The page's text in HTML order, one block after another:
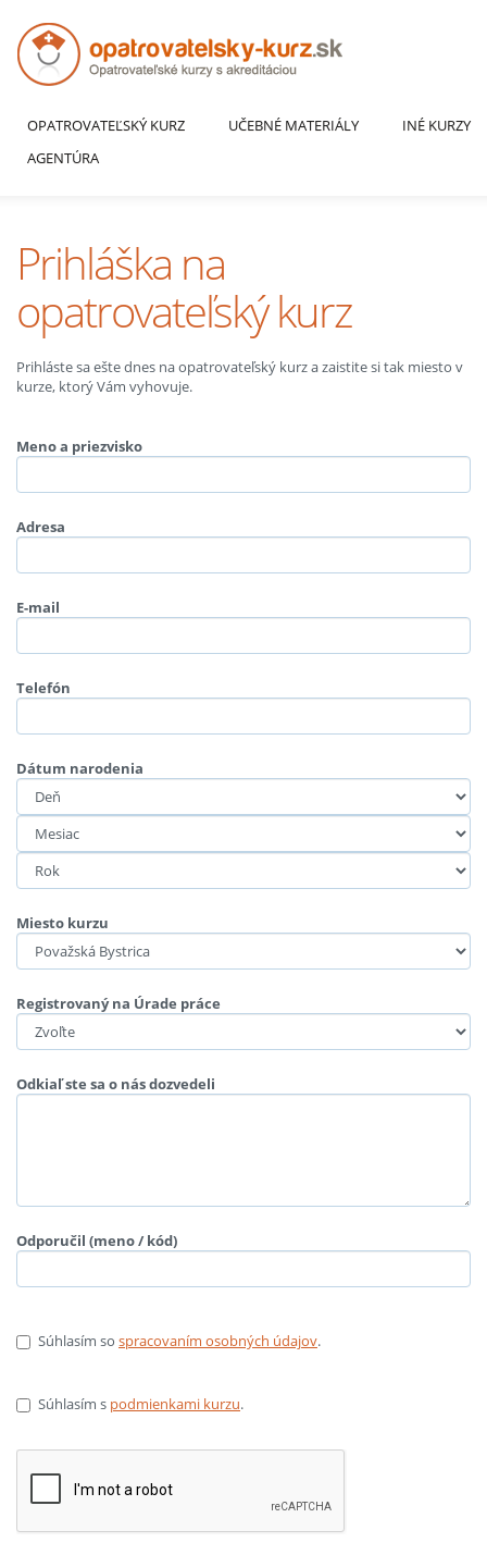
OPATROVATEĽSKÝ KURZ UČEBNÉ MATERIÁLY
INÉ KURZY
AGENTÚRA
Prihláška na
opatrovateľský kurz
Prihláste sa ešte dnes na opatrovateľský kurz a zaistite si tak miesto v
kurze, ktorý Vám vyhovuje.
Meno a priezvisko
Adresa
E-mail
Telefón
Dátum narodenia
Miesto kurzu
Registrovaný na Úrade práce
Odkiaľ ste sa o nás dozvedeli
Odporučil (meno / kód)
Súhlasím so spracovaním osobných údajov.
Súhlasím s podmienkami kurzu.